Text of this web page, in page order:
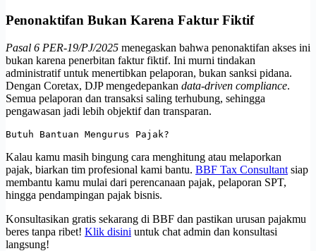
Penonaktifan Bukan Karena Faktur Fiktif
Pasal 6 PER-19/PJ/2025 menegaskan bahwa penonaktifan akses ini
bukan karena penerbitan faktur fiktif. Ini murni tindakan
administratif untuk menertibkan pelaporan, bukan sanksi pidana.
Dengan Coretax, DJP mengedepankan data-driven compliance.
Semua pelaporan dan transaksi saling terhubung, sehingga
pengawasan jadi lebih objektif dan transparan.
Butuh Bantuan Mengurus Pajak?
Kalau kamu masih bingung cara menghitung atau melaporkan
pajak, biarkan tim profesional kami bantu. BBF Tax Consultant siap
membantu kamu mulai dari perencanaan pajak, pelaporan SPT,
hingga pendampingan pajak bisnis.
Konsultasikan gratis sekarang di BBF dan pastikan urusan pajakmu
beres tanpa ribet! Klik disini untuk chat admin dan konsultasi
langsung!